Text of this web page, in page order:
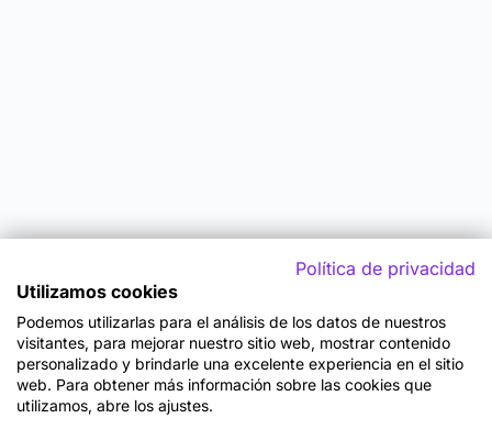
Política de privacidad
Utilizamos cookies
Podemos utilizarlas para el análisis de los datos de nuestros
visitantes, para mejorar nuestro sitio web, mostrar contenido
personalizado y brindarle una excelente experiencia en el sitio
web. Para obtener más información sobre las cookies que
utilizamos, abre los ajustes.